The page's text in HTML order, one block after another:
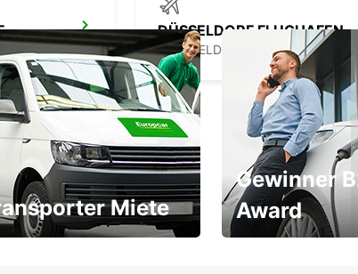
DÜSSELDORF FLUGHAFEN
DUESSELDORF - GERMANY
Miete
Gewinner
Award